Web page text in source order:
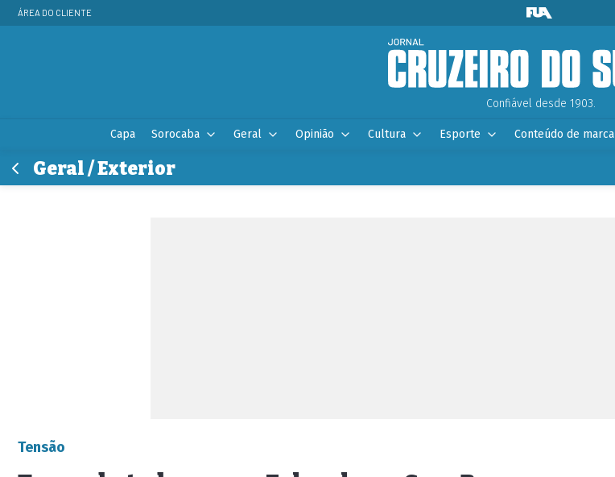
ÁREA DO CLIENTE
Confiável desde 1903.
Capa Sorocaba Geral Opinião Cultura Esporte Conteúdo de marca
Geral / Exterior
Tensão